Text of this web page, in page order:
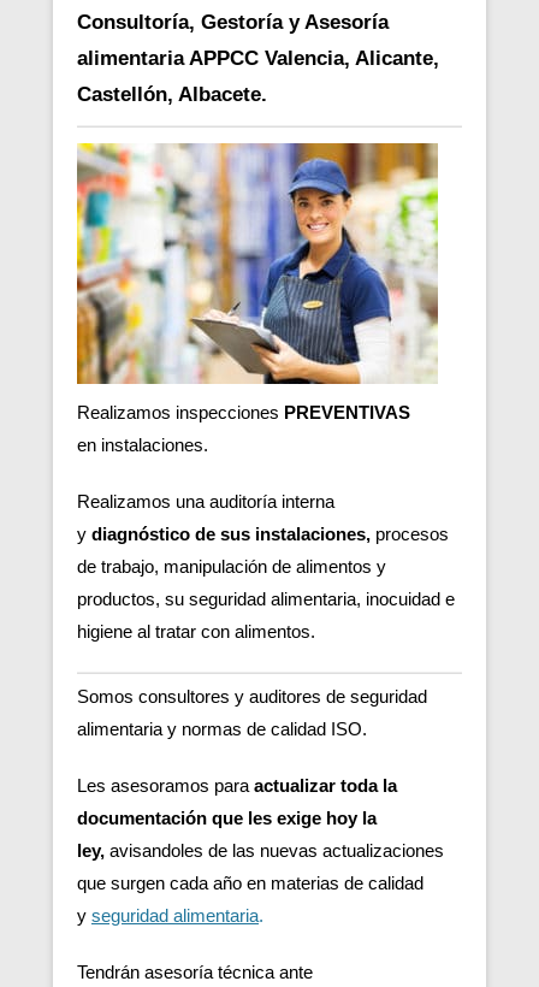
Consultoría, Gestoría y Asesoría
alimentaria APPCC Valencia, Alicante,
Castellón, Albacete.
Realizamos inspecciones PREVENTIVAS
en instalaciones.
Realizamos una auditoría interna
y diagnóstico de sus instalaciones, procesos
de trabajo, manipulación de alimentos y
productos, su seguridad alimentaria, inocuidad e
higiene al tratar con alimentos.
Somos consultores y auditores de seguridad
alimentaria y normas de calidad ISO.
Les asesoramos para actualizar toda la
documentación que les exige hoy la
ley, avisandoles de las nuevas actualizaciones
que surgen cada año en materias de calidad
y seguridad alimentaria.
Tendrán asesoría técnica ante